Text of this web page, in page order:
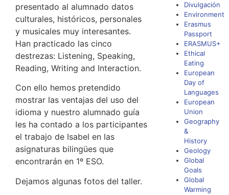
presentado al alumnado datos
culturales, históricos, personales
y musicales muy interesantes.
Han practicado las cinco
destrezas: Listening, Speaking,
Reading, Writing and Interaction.
Con ello hemos pretendido
mostrar las ventajas del uso del
idioma y nuestro alumnado guía
les ha contado a los participantes
el trabajo de Isabel en las
asignaturas bilingües que
encontrarán en 1º ESO.
Dejamos algunas fotos del taller.
Divulgación
Environment
Erasmus
Passport
ERASMUS+
Ethical
Eating
European
Day of
Languages
European
Union
Geography
&
History
Geology
Global
Goals
Global
Warming